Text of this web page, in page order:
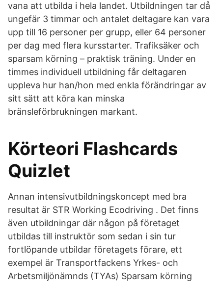
vana att utbilda i hela landet. Utbildningen tar då
ungefär 3 timmar och antalet deltagare kan vara
upp till 16 personer per grupp, eller 64 personer
per dag med flera kursstarter. Trafiksäker och
sparsam körning – praktisk träning. Under en
timmes individuell utbildning får deltagaren
uppleva hur han/hon med enkla förändringar av
sitt sätt att köra kan minska
bränsleförbrukningen markant.
Körteori Flashcards
Quizlet
Annan intensivutbildningskoncept med bra
resultat är STR Working Ecodriving . Det finns
även utbildningar där någon på företaget
utbildas till instruktör som sedan i sin tur
fortlöpande utbildar företagets förare, ett
exempel är Transportfackens Yrkes- och
Arbetsmiljönämnds (TYAs) Sparsam körning